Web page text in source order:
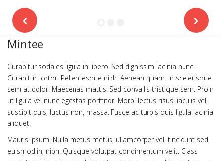
Mintee
Curabitur sodales ligula in libero. Sed dignissim lacinia nunc.
Curabitur tortor. Pellentesque nibh. Aenean quam. In scelerisque
sem at dolor. Maecenas mattis. Sed convallis tristique sem. Proin
ut ligula vel nunc egestas porttitor. Morbi lectus risus, iaculis vel,
suscipit quis, luctus non, massa. Fusce ac turpis quis ligula lacinia
aliquet.
Mauris ipsum. Nulla metus metus, ullamcorper vel, tincidunt sed,
euismod in, nibh. Quisque volutpat condimentum velit. Class